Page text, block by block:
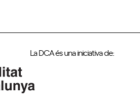
La DCA és una iniciativa de: